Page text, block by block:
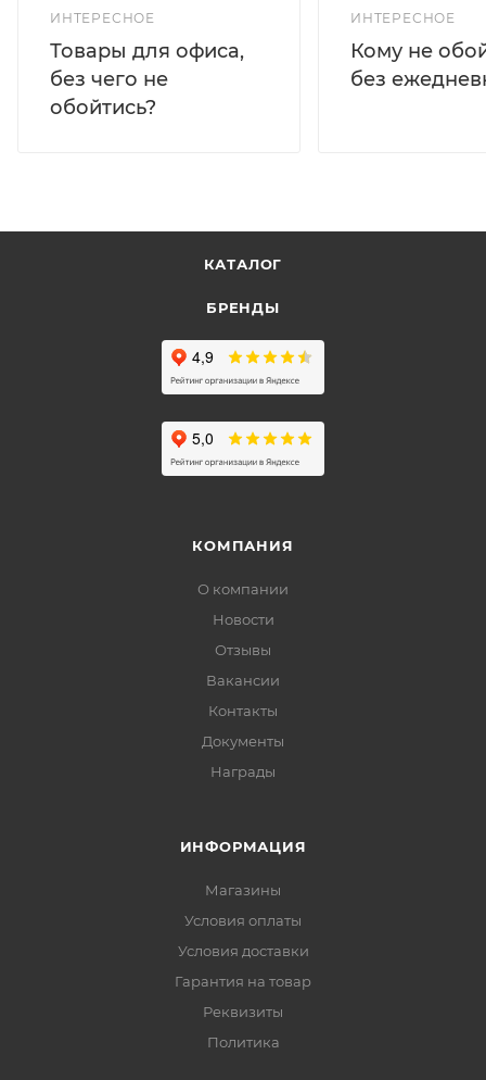
ИНТЕРЕСНОЕ
Товары для офиса,
без чего не
обойтись?
ИНТЕРЕСНОЕ
Кому не
без
КАТАЛОГ
БРЕНДЫ
КОМПАНИЯ
О компании
Новости
Отзывы
Вакансии
Контакты
Документы
Награды
ИНФОРМАЦИЯ
Магазины
Условия оплаты
Условия доставки
Гарантия на товар
Реквизиты
Политика